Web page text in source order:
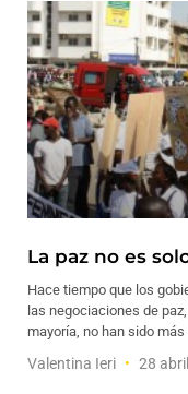
La paz no es
Hace tiempo que los
las negociaciones de
mayoría, no han sido
Valentina Ieri 28